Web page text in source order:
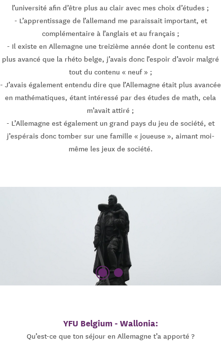
l’université afin d’être plus au clair avec mes choix d’études ;
- L’apprentissage de l’allemand me paraissait important, et
complémentaire à l’anglais et au français ;
- Il existe en Allemagne une treizième année dont le contenu est
plus avancé que la rhéto belge, j’avais donc l’espoir d’avoir malgré
tout du contenu « neuf » ;
- J’avais également entendu dire que l’Allemagne était plus avancée
en mathématiques, étant intéressé par des études de math, cela
m’avait attiré ;
- L’Allemagne est également un grand pays du jeu de société, et
j’espérais donc tomber sur une famille « joueuse », aimant moi-
même les jeux de société.
YFU Belgium - Wallonia:
Qu’est-ce que ton séjour en Allemagne t’a apporté ?